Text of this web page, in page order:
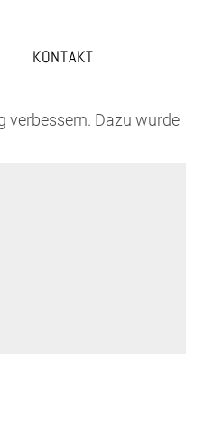
KONTAKT
verbessern. Dazu wurde